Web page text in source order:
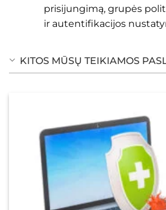
prisijungimą, grupės
ir autentifikacijos
KITOS MŪSŲ TEIKIAMOS